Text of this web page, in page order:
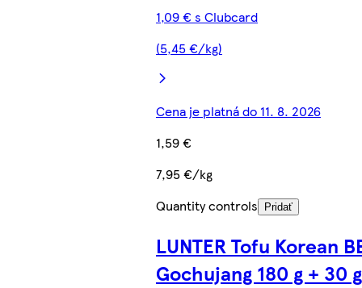
1,09 € s Clubcard
(5,45 €/kg)
Cena je platná do 11. 8. 2026
1,59 €
7,95 €/kg
Quantity controls
Pridať
LUNTER Tofu Korean
Gochujang 180 g + 30 g